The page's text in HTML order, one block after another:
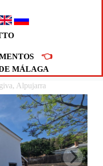
👈
MÁLAGA
Alpujarra